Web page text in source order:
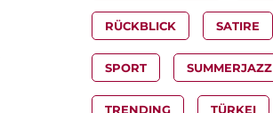
RÜCKBLICK SATIRE
SPORT SUMMERJAZZ
TRENDING TÜRKEI